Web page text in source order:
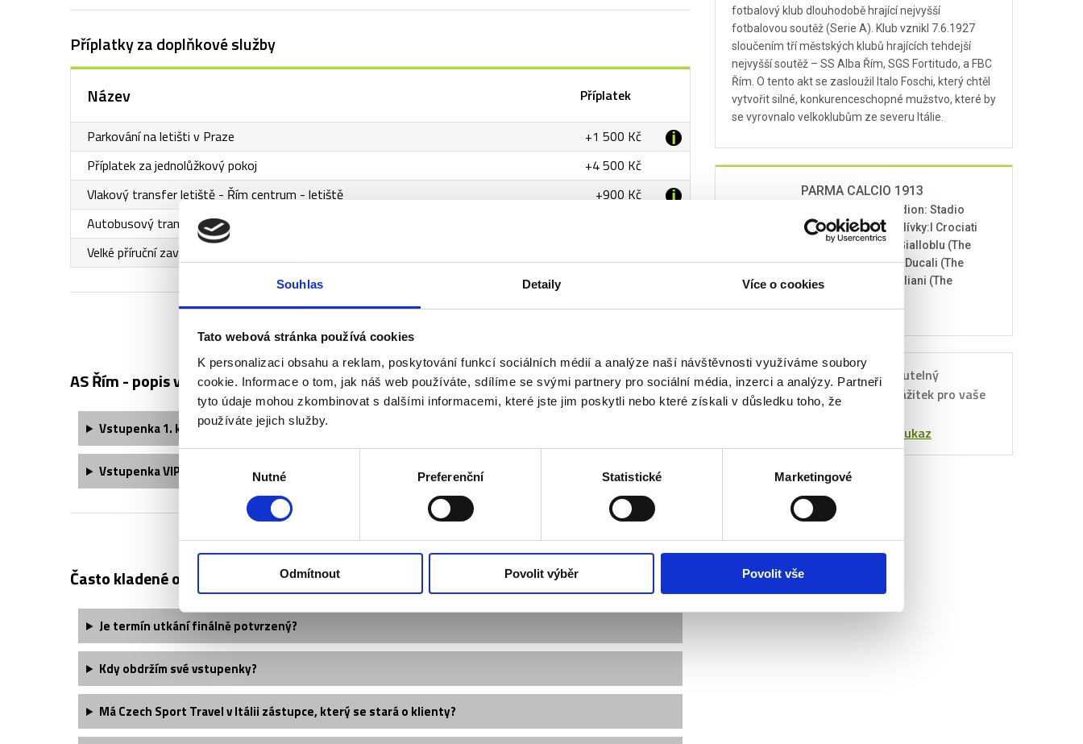
Souhlas Detaily Více o cookies
Tato webová stránka používá cookies
K personalizaci obsahu a reklam, poskytování funkcí sociálních médií a analýze naší návštěvnosti využíváme soubory
cookie. Informace o tom, jak náš web používáte, sdílíme se svými partnery pro sociální média, inzerci a analýzy. Partneři
tyto údaje mohou zkombinovat s dalšími informacemi, které jste jim poskytli nebo které získali v důsledku toho, že
používáte jejich služby.
Výběr
souhlasu
Nutné Preferenční Statistické Marketingové
Odmítnout Povolit výběr Povolit vše
Příplatky za doplňkové služby
Název Příplatek
Parkování na letišti v Praze
+1 500 Kč
Příplatek za jednolůžkový pokoj
+4 500 Kč
Vlakový transfer letiště - Řím centrum - letiště
+900 Kč
Autobusový transfer letiště - Řím centrum - letiště
Velké příruční zavazadlo (55x35x20cm)
AS Řím - popis vstupenek ↓
Vstupenka 1. kategorie - sektor 2BS obsahuje:
Vstupenka VIP Lounge obsahuje:
Často kladené otázky:
Je termín utkání finálně potvrzený?
Kdy obdržím své vstupenky?
Má Czech Sport Travel v Itálii zástupce, který se stará o klienty?
fotbalový klub dlouhodobě hrající nejvyšší
fotbalovou soutěž (Serie A). Klub vznikl 7.6.1927
sloučením tří městských klubů hrajících tehdejší
nejvyšší soutěž – SS Alba Řím, SGS Fortitudo, a FBC
Řím. O tento akt se zasloužil Italo Foschi, který chtěl
vytvořit silné, konkurenceschopné mužstvo, které by
se vyrovnalo velkoklubům ze severu Itálie.
PARMA CALCIO 1913
Založení: 1913, Stadion: Stadio
Ennio Tardini, Přezdívky:I Crociati
(The Crusaders), I Gialloblu (The
Yellow and Blues), I Ducali (The
Duchy Men), Gli Emiliani (The
Dárkový
poukaz
Nezapomenutelný
sportovní zážitek pro vaše
Objednat poukaz